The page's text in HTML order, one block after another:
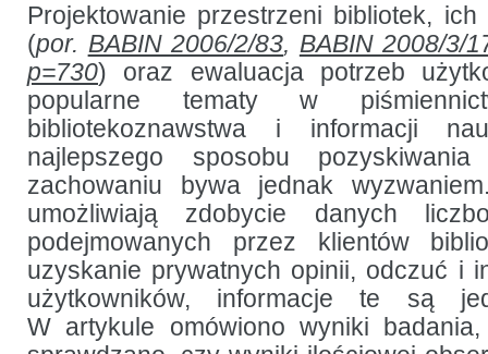
gromadzenia
danych
w badaniach
nad
wykorzystaniem
i planowaniem
przestrzeni
bibliotecznej
Projektowanie przestrzeni bibliotek,
(por. BABIN 2006/2/83, BABIN 2008/3/
p=730) oraz ewaluacja potrzeb
popularne tematy w
bibliotekoznawstwa i informacji
najlepszego sposobu
zachowaniu bywa jednak
umożliwiają zdobycie danych
podejmowanych przez klientów
uzyskanie prywatnych opinii, odczuć i
użytkowników, informacje te są
W artykule omówiono wyniki